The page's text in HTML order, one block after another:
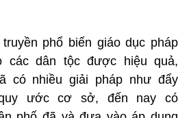
phổ biến giáo dục pháp
các dân tộc được hiệu quả,
có nhiều giải pháp như đẩy
ước cơ sở, đến nay có